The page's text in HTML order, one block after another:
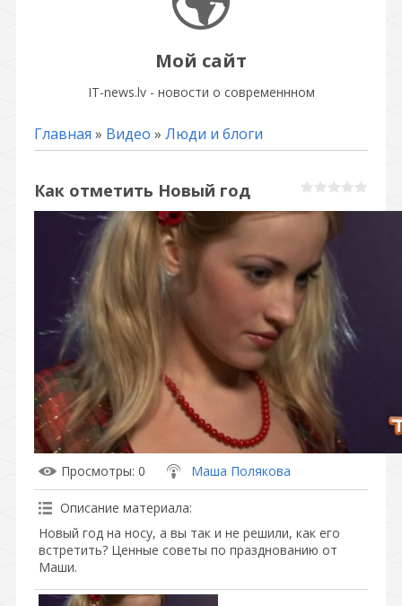
Мой сайт
IT-news.lv - новости о современнном
Главная » Видео » Люди и блоги
Как отметить Новый год
Просмотры: 0 Маша Полякова
Описание материала:
Новый год на носу, а вы так и не решили, как его
встретить? Ценные советы по празднованию от
Маши.